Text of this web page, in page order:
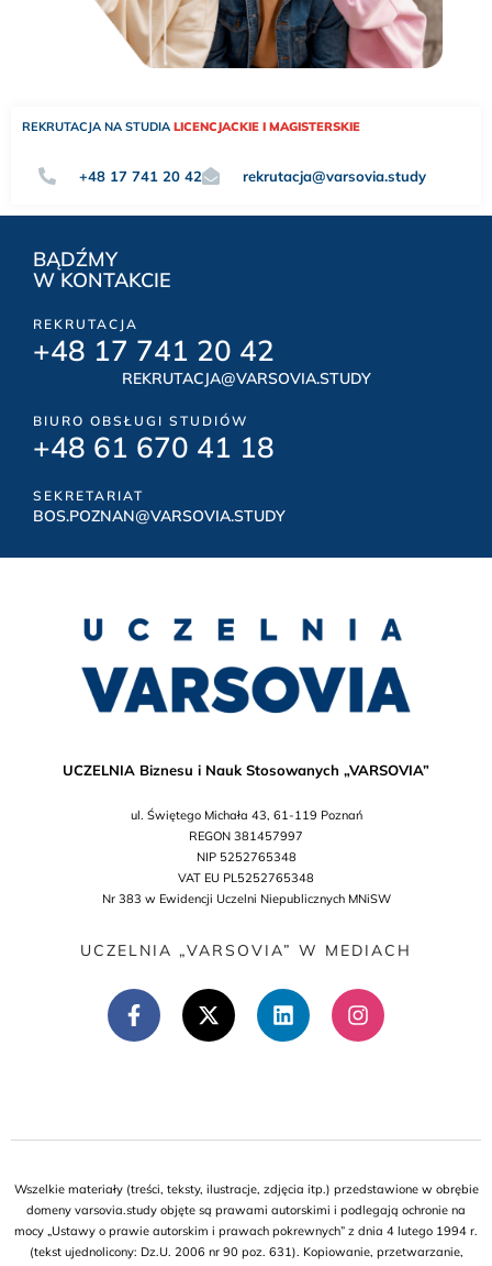
REKRUTACJA NA STUDIA LICENCJACKIE I MAGISTERSKIE
+48 17 741 20 42 rekrutacja@varsovia.study
BĄDŹMY
W KONTAKCIE
REKRUTACJA
+48 17 741 20 42
REKRUTACJA@VARSOVIA.STUDY
BIURO OBSŁUGI STUDIÓW
+48 61 670 41 18
SEKRETARIAT
BOS.POZNAN@VARSOVIA.STUDY
UCZELNIA Biznesu i Nauk Stosowanych „VARSOVIA”
ul. Świętego Michała 43, 61-119 Poznań
REGON 381457997
NIP 5252765348
VAT EU PL5252765348
Nr 383 w Ewidencji Uczelni Niepublicznych MNiSW
UCZELNIA „VARSOVIA” W MEDIACH
Wszelkie materiały (treści, teksty, ilustracje, zdjęcia itp.) przedstawione w obrębie
domeny varsovia.study objęte są prawami autorskimi i podlegają ochronie na
mocy „Ustawy o prawie autorskim i prawach pokrewnych” z dnia 4 lutego 1994 r.
(tekst ujednolicony: Dz.U. 2006 nr 90 poz. 631). Kopiowanie, przetwarzanie,